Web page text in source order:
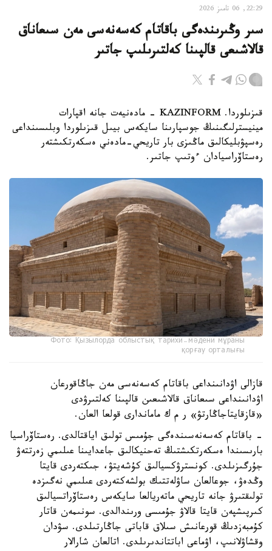
22:29, 06 تامىز 2026
سىر وڭىرىندەگى باقاتام كەسەنەسى مەن سىعاناق
قالاشىعى قالپىنا كەلتىرىلىپ جاتىر
قىزىلوردا. KAZINFORM - مادەنيەت جانە اقپارات
مينيسترلىگىنىڭ جوسپارىنا سايكەس بيىل قىزىلوردا وبلىسىنداعى
رەسپۋبليكالىق ماڭىزى بار تاريحي-مادەني ەسكەرتكىشتەر
رەستاۆراسيادان ءوتىپ جاتىر.
Фото: Қызылорда облыстық тарихи-мәдени мұраны
қорғау орталығы
قازالى اۋدانىنداعى باقاتام كەسەنەسى مەن جاڭاقورعان
اۋدانىنداعى سىعاناق قالاشىعىن قالپىنا كەلتىرۋدى
«قازقايتاجاڭارتۋ» ر م ك ماماندارى قولعا العان.
- باقاتام كەسەنەسىندەگى جۇمىس تولىق اياقتالدى. رەستاۆراسيا
بارىسىندا ەسكەرتكىشتىڭ تەحنيكالىق جاعدايىنا عىلىمي زەرتتەۋ
جۇرگىزىلدى. كونسترۋكسيالىق كۇشەيتۋ، جىكتەردى قايتا
وڭدەۋ، جوعالعان ساۋلەتتىك بولشەكتەردى عىلىمي نەگىزدە
تولىقتىرۋ جانە تاريحي ماتەريالعا سايكەس رەستاۆراتسيالىق
كىرپىشپەن قايتا قالاۋ جۇمىسى ورىندالدى. سونىمەن قاتار
كۇمبەزدىڭ قورعانىش سىلاق قاباتى جاڭارتىلدى. سۋدان
وقشاۋلانىپ، اۋماعى اباتتاندىرىلدى. اتالعان شارالار